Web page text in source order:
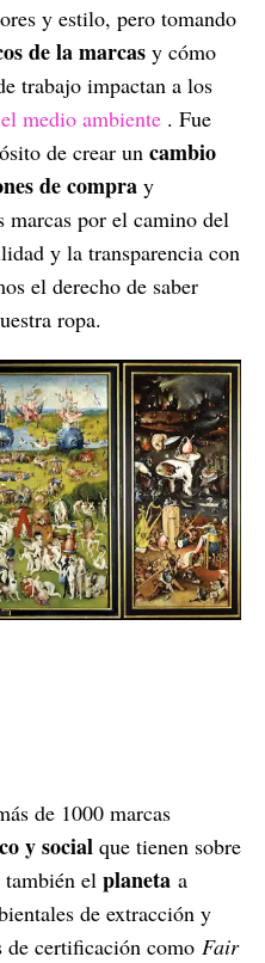
y estilo, pero tomando
de la marcas y cómo
trabajo impactan a los
medio ambiente . Fue
de crear un cambio
de compra y
marcas por el camino del
y la transparencia con
el derecho de saber
ropa.
de 1000 marcas
y social que tienen sobre
el planeta a
de extracción y
de certificación como Fair